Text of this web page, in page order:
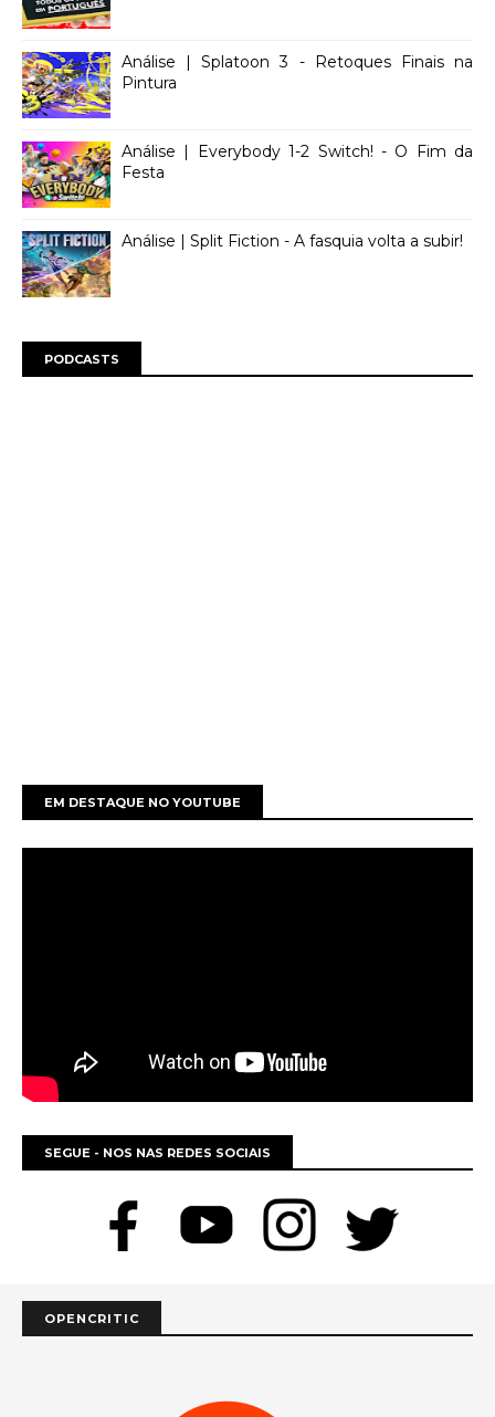
Análise | Splatoon 3 - Retoques Finais na
Pintura
Análise | Everybody 1-2 Switch! - O Fim da
Festa
Análise | Split Fiction - A fasquia volta a subir!
PODCASTS
EM DESTAQUE NO YOUTUBE
SEGUE - NOS NAS REDES SOCIAIS
OPENCRITIC